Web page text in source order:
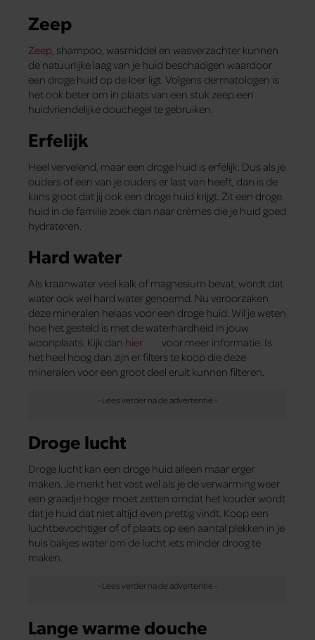
Zeep
Zeep , shampoo, wasmiddel en wasverzachter kunnen
de natuurlijke laag van je huid beschadigen waardoor
een droge huid op de loer ligt. Volgens dermatologen is
het ook beter om in plaats van een stuk zeep een
huidvriendelijke douchegel te gebruiken.
Erfelijk
Heel vervelend, maar een droge huid is erfelijk. Dus als je
ouders of een van je ouders er last van heeft, dan is de
kans groot dat jij ook een droge huid krijgt. Zit een droge
huid in de familie zoek dan naar crèmes die je huid goed
hydrateren.
Hard water
Als kraanwater veel kalk of magnesium bevat, wordt dat
water ook wel hard water genoemd. Nu veroorzaken
deze mineralen helaas voor een droge huid. Wil je weten
hoe het gesteld is met de waterhardheid in jouw
woonplaats. Kijk dan hier
voor meer informatie. Is
het heel hoog dan zijn er filters te koop die deze
mineralen voor een groot deel eruit kunnen filteren.
Droge lucht
Droge lucht kan een droge huid alleen maar erger
maken. Je merkt het vast wel als je de verwarming weer
een graadje hoger moet zetten omdat het kouder wordt
dat je huid dat niet altijd even prettig vindt. Koop een
luchtbevochtiger of of plaats op een aantal plekken in je
huis bakjes water om de lucht iets minder droog te
maken.
Lange warme douche